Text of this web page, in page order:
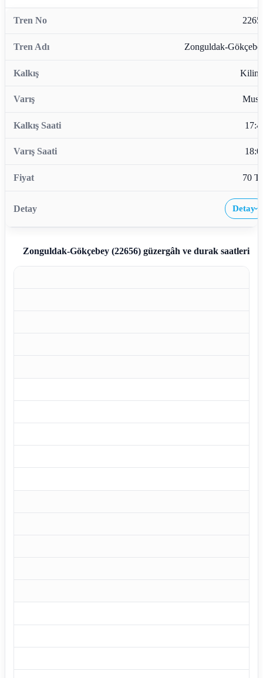
Zonguldak-
70
Detay›
Zonguldak-Gökçebey (22656)güzergâh ve durak saatleri